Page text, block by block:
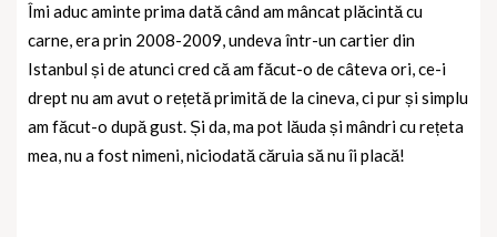
Îmi aduc aminte prima dată când am mâncat plăcintă cu
carne, era prin 2008-2009, undeva într-un cartier din
Istanbul și de atunci cred că am făcut-o de câteva ori, ce-i
drept nu am avut o rețetă primită de la cineva, ci pur și simplu
am făcut-o după gust. Și da, ma pot lăuda și mândri cu rețeta
mea, nu a fost nimeni, niciodată căruia să nu îi placă!